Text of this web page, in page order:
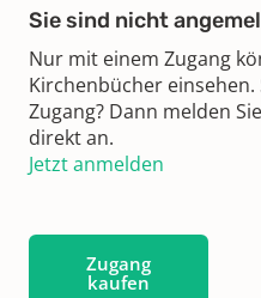
Sie sind nicht
Nur mit einem Zugang
Kirchenbücher
Zugang? Dann melden
direkt an.
Jetzt anmelden
Zugang
kaufen